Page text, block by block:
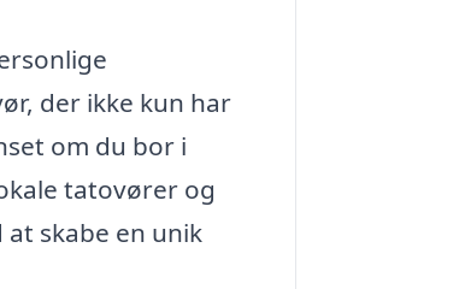
der ikke kun har
om du bor i
tatovører og
skabe en unik